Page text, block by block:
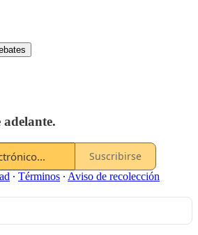
adelante.
Suscribirse
∙ Términos ∙ Aviso de recolección